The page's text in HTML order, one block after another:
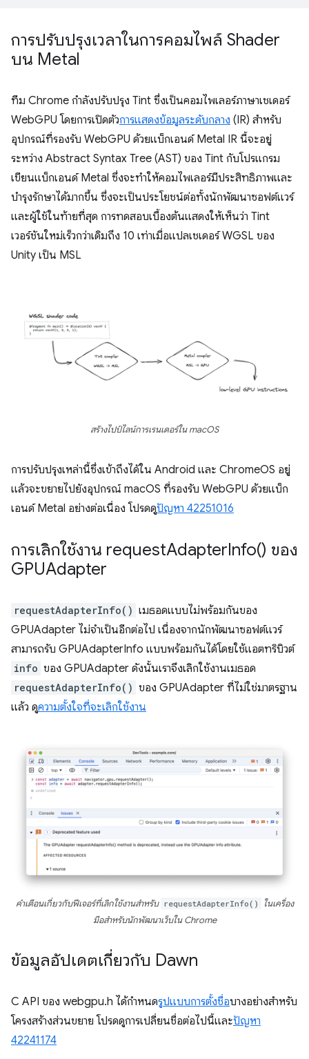
การปรับปรุงเวลาในการคอมไพล์ Shader
บน Metal
ทีม Chrome กำลังปรับปรุง Tint ซึ่งเป็นคอมไพเลอร์ภาษาเชเดอร์
WebGPU โดยการเปิดตัวการแสดงข้อมูลระดับกลาง (IR) สำหรับ
อุปกรณ์ที่รองรับ WebGPU ด้วยแบ็กเอนด์ Metal IR นี้จะอยู่
ระหว่าง Abstract Syntax Tree (AST) ของ Tint กับโปรแกรม
เขียนแบ็กเอนด์ Metal ซึ่งจะทำให้คอมไพเลอร์มีประสิทธิภาพและ
บำรุงรักษาได้มากขึ้น ซึ่งจะเป็นประโยชน์ต่อทั้งนักพัฒนาซอฟต์แวร์
และผู้ใช้ในท้ายที่สุด การทดสอบเบื้องต้นแสดงให้เห็นว่า Tint
เวอร์ชันใหม่เร็วกว่าเดิมถึง 10 เท่าเมื่อแปลเชเดอร์ WGSL ของ
Unity เป็น MSL
สร้างไปป์ไลน์การเรนเดอร์ใน macOS
การปรับปรุงเหล่านี้ซึ่งเข้าถึงได้ใน Android และ ChromeOS อยู่
แล้วจะขยายไปยังอุปกรณ์ macOS ที่รองรับ WebGPU ด้วยแบ็ก
เอนด์ Metal อย่างต่อเนื่อง โปรดดูปัญหา 42251016
การเลิกใช้งาน requestAdapterInfo() ของ
GPUAdapter
requestAdapterInfo() เมธอดแบบไม่พร้อมกันของ
GPUAdapter ไม่จำเป็นอีกต่อไป เนื่องจากนักพัฒนาซอฟต์แวร์
สามารถรับ GPUAdapterInfo แบบพร้อมกันได้โดยใช้แอตทริบิวต์
info ของ GPUAdapter ดังนั้นเราจึงเลิกใช้งานเมธอด
requestAdapterInfo() ของ GPUAdapter ที่ไม่ใช่มาตรฐาน
แล้ว ดูความตั้งใจที่จะเลิกใช้งาน
คำเตือนเกี่ยวกับฟีเจอร์ที่เลิกใช้งานสำหรับ requestAdapterInfo()
ในเครื่อง
มือสำหรับนักพัฒนาเว็บใน Chrome
ข้อมูลอัปเดตเกี่ยวกับ Dawn
C API ของ webgpu.h ได้กําหนดรูปแบบการตั้งชื่อบางอย่างสําหรับ
โครงสร้างส่วนขยาย โปรดดูการเปลี่ยนชื่อต่อไปนี้และปัญหา
42241174